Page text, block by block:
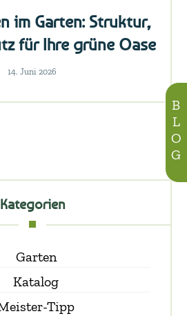
BLOG
im Garten: Struktur,
für Ihre grüne Oase
14. Juni 2026
Kategorien
Garten
Katalog
Tipp